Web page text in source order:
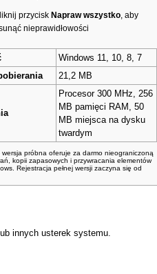
przycisk Napraw wszystko , aby
nieprawidłowości
Windows 11, 10, 8, 7
21,2 MB
Procesor 300 MHz, 256
MB pamięci RAM, 50
MB miejsca na dysku
twardym
wersja próbna oferuje za darmo nieograniczoną
kopii zapasowych i przywracania elementów
Rejestracja pełnej wersji zaczyna się od
innych usterek systemu.